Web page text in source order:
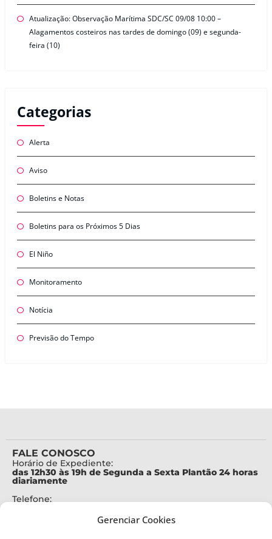
Gerenciar Cookies
Atualização: Observação Marítima SDC/SC 09/08 10:00 –
Alagamentos costeiros nas tardes de domingo (09) e segunda-
feira (10)
Categorias
Alerta
Aviso
Boletins e Notas
Boletins para os Próximos 5 Dias
El Niño
Monitoramento
Notícia
Previsão do Tempo
FALE CONOSCO
Horário de Expediente:
das 12h30 às 19h de Segunda a Sexta Plantão 24 horas
diariamente
Telefone: